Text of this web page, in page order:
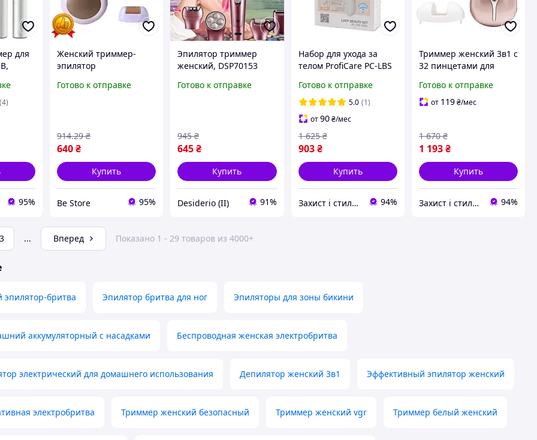
для
/
(4)
95%
Женский триммер-
эпилятор
насадками для
Готово к отправке
640₴
914.29 ₴
Купить
Be Store 95%
Эпилятор триммер
женский, DSP70153
бритва депилятор
Готово к отправке
645₴
945 ₴
Купить
Desiderio (II) 91%
Набор для ухода за
телом ProfiCare PC-LBS
триммер, женская
бритва
Готово к отправке
5.0 (1)
от90 ₴/мес
903 ₴
1 625 ₴
Купить
Захист і стиль — в одному магазині 94%
Триммер женский 3в1 с
32 пинцетами для
портативный Zilan MC-
3737
Готово к отправке
от 119₴/мес
1 193₴
1 670 ₴
Купить
Захист і стиль — в одному магазині 94%
3 ... Вперед Показано 1 - 29 товаров из 4000+
эпилятор-бритва Эпилятор бритва для ног Эпиляторы для зоны бикини
аккумуляторный с насадками Беспроводная женская электробритва
электрический для домашнего использования Депилятор женский 3в1 Эффективный эпилятор женский
электробритва Триммер женский безопасный Триммер женский vgr Триммер белый женский